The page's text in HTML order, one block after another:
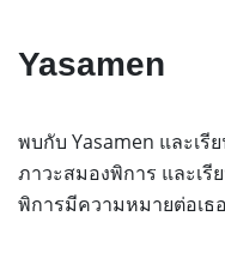
Yasamen
พบกับ Yasamen และเรี
ภาวะสมองพิการ และเรี
พิการมีความหมายต่อเธ